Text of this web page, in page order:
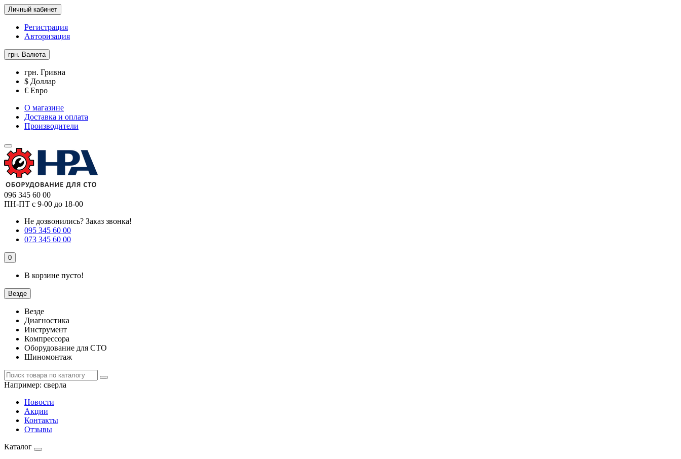
Личный кабинет
Регистрация
Авторизация
грн. Валюта
грн. Гривна
$ Доллар
€ Евро
О магазине
Доставка и оплата
Производители
096 345 60 00
ПН-ПТ с 9-00 до 18-00
Не дозвонились? Заказ звонка!
095 345 60 00
073 345 60 00
0
В корзине пусто!
Везде
Везде
Диагностика
Инструмент
Компрессора
Оборудование для СТО
Шиномонтаж
Например: сверла
Новости
Акции
Контакты
Отзывы
Каталог